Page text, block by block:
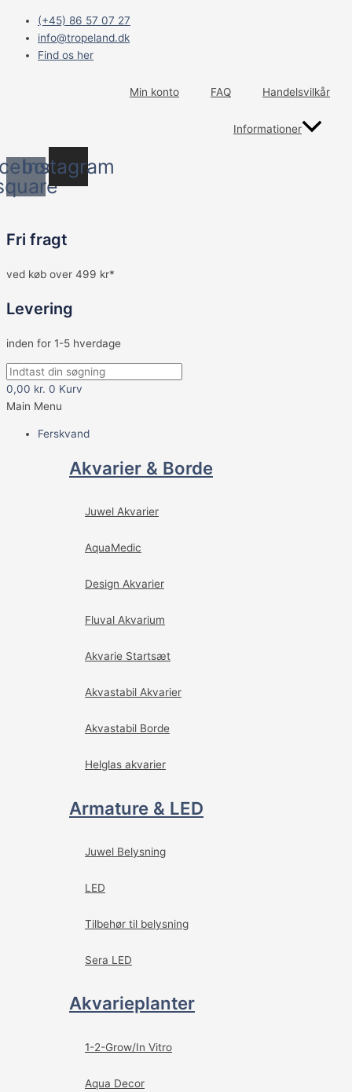
(+45) 86 57 07 27
info@tropeland.dk
Find os her
Min konto FAQ Handelsvilkår
Informationer
Instagram
Fri fragt
ved køb over 499 kr*
Levering
inden for 1-5 hverdage
0,00 kr. 0 Kurv
Main Menu
Ferskvand
Akvarier & Borde
Juwel Akvarier
AquaMedic
Design Akvarier
Fluval Akvarium
Akvarie Startsæt
Akvastabil Akvarier
Akvastabil Borde
Helglas akvarier
Armature & LED
Juwel Belysning
LED
Tilbehør til belysning
Sera LED
Akvarieplanter
1-2-Grow/In Vitro
Aqua Decor